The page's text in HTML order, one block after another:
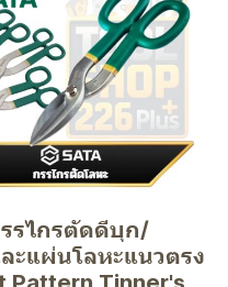
รไกรตัดดีบุก/
ะแผ่นโลหะแนวตรง